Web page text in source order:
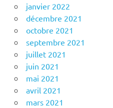
janvier 2022
décembre 2021
octobre 2021
septembre 2021
juillet 2021
juin 2021
mai 2021
avril 2021
mars 2021